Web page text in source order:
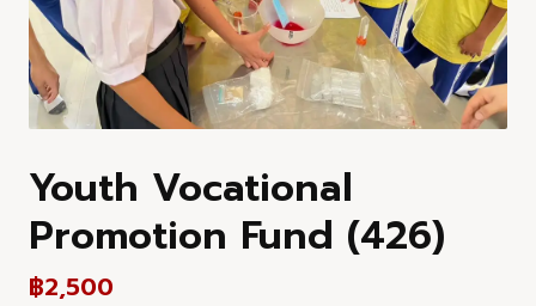
Youth Vocational
Promotion Fund (426)
฿2,500